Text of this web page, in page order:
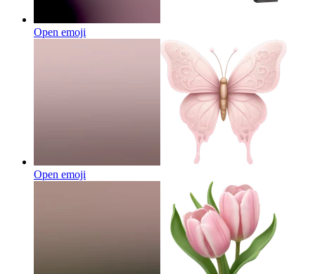
Open emoji
Open emoji